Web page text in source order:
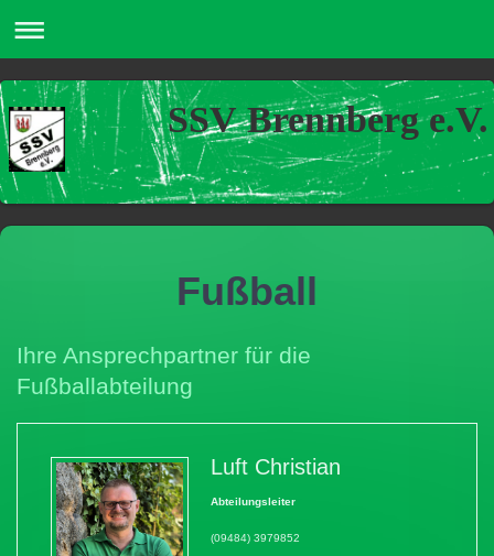
SSV Brennberg e.V.
Fußball
Ihre Ansprechpartner für die
Fußballabteilung
Luft Christian
Abteilungsleiter
(09484) 3979852